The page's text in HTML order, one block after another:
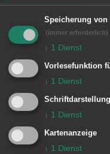
Tourist-
beträgt zwei
bis 16 Jahre
© Stadt Aalen, 01.12.2017
Speicherung
(immer erforderlich)
↓ 1 Dienst
Vorlesefunktion
↓ 1 Dienst
Schriftdarstellung
↓ 1 Dienst
Kartenanzeige
↓ 1 Dienst